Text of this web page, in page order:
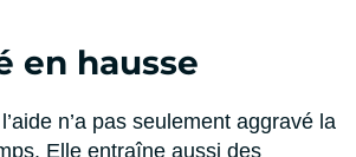
en hausse
n’a pas seulement aggravé la
Elle entraîne aussi des